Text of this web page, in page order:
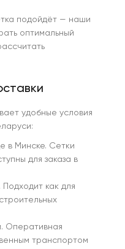
подойдёт — наши
оптимальный
удобные условия
в Минске. Сетки
для заказа в
как для
Оперативная
транспортом